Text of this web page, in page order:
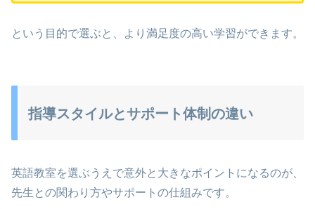
という目的で選ぶと、より満足度の高い学習ができます。
指導スタイルとサポート体制の違い
英語教室を選ぶうえで意外と大きなポイントになるのが、
先生との関わり方やサポートの仕組みです。